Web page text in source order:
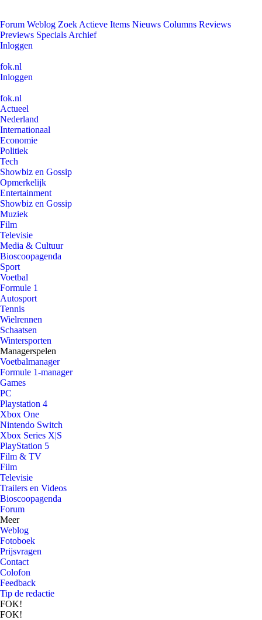
Forum Weblog Zoek Actieve Items Nieuws Columns Reviews
Previews Specials Archief
Inloggen
fok.nl
Inloggen
fok.nl
Actueel
Nederland
Internationaal
Economie
Politiek
Tech
Showbiz en Gossip
Opmerkelijk
Entertainment
Showbiz en Gossip
Muziek
Film
Televisie
Media & Cultuur
Bioscoopagenda
Sport
Voetbal
Formule 1
Autosport
Tennis
Wielrennen
Schaatsen
Wintersporten
Managerspelen
Voetbalmanager
Formule 1-manager
Games
PC
Playstation 4
Xbox One
Nintendo Switch
Xbox Series X|S
PlayStation 5
Film & TV
Film
Televisie
Trailers en Videos
Bioscoopagenda
Forum
Meer
Weblog
Fotoboek
Prijsvragen
Contact
Colofon
Feedback
Tip de redactie
FOK!
FOK!